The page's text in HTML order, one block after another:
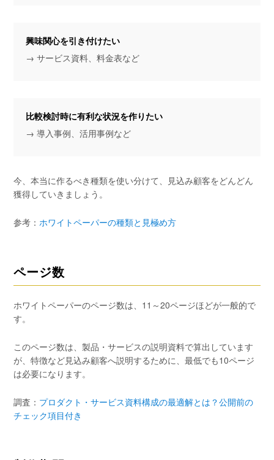
興味関心を引き付けたい
→ サービス資料、料金表など
比較検討時に有利な状況を作りたい
→ 導入事例、活用事例など
今、本当に作るべき種類を使い分けて、見込み顧客をどんどん
獲得していきましょう。
参考： ホワイトペーパーの種類と見極め方
ページ数
ホワイトペーパーのページ数は、11～20ページほどが一般的で
す。
このページ数は、製品・サービスの説明資料で算出しています
が、特徴など見込み顧客へ説明するために、最低でも10ページ
は必要になります。
調査： プロダクト・サービス資料構成の最適解とは？公開前の
チェック項目付き